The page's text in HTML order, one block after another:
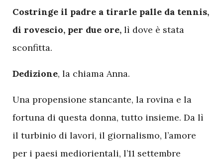
Costringe il padre a tirarle palle da tennis,
di rovescio, per due ore, lì dove è stata
sconfitta.
Dedizione, la chiama Anna.
Una propensione stancante, la rovina e la
fortuna di questa donna, tutto insieme. Da lì
il turbinio di lavori, il giornalismo, l’amore
per i paesi mediorientali, l’11 settembre